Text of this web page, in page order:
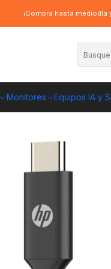
Monitores Equipos IA y
¡Compra hasta
Cable de datos Tipo